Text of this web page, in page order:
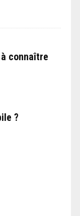
connaître
?